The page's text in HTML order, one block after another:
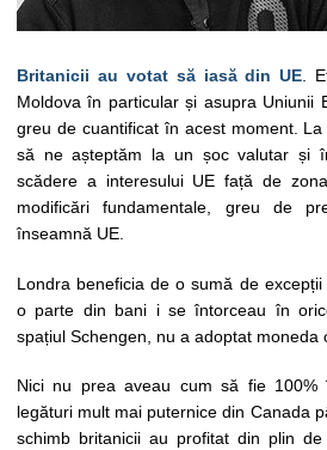
Britanicii au votat să iasă din UE .
Moldova în particular și asupra Uniunii
greu de cuantificat în acest moment.
să ne așteptăm la un șoc valutar și
scădere a interesului UE față de
modificări fundamentale, greu de
înseamnă UE.
Londra beneficia de o sumă de
o parte din bani i se întorceau în
spațiul Schengen, nu a adoptat moneda
Nici nu prea aveau cum să fie 100%
legături mult mai puternice din Canada
schimb britanicii au profitat din plin